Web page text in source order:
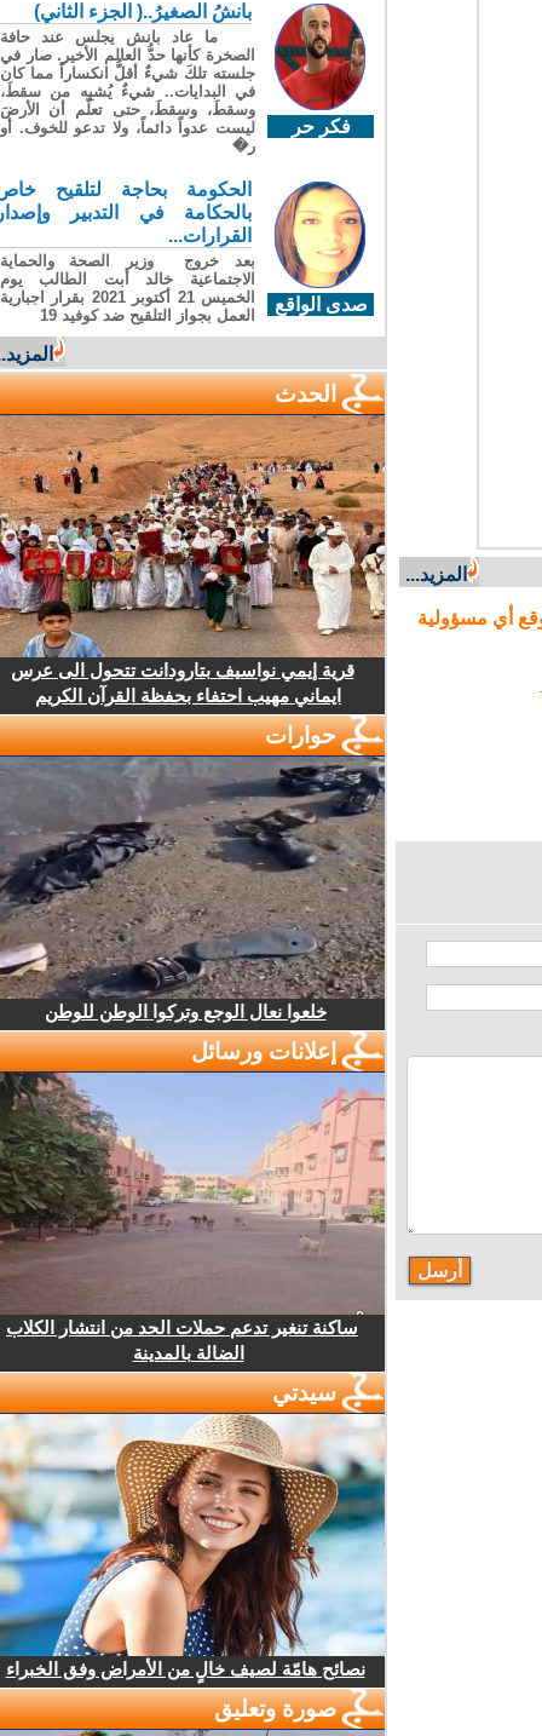
المزيد...
أي مسؤولية
فكر حر
بانشُ الصغيرُ..( الجزء الثاني)
ما عاد بانش يجلس عند حافة
الصخرة كأنها حدُّ العالم الأخير. صار في
جلسته تلكَ شيءٌ أقلُّ انكساراً مما كان
في البدايات.. شيءٌ يُشبِه من سقطَ،
وسقطَ، وسقطَ، حتى تعلّم أن الأرضَ
ليست عدواً دائماً، ولا تدعو للخوف. أو
ر�
صدى الواقع
الحكومة بحاجة لتلقيح خاص
بالحكامة في التدبير وإصدار
القرارات...
بعد خروج وزير الصحة والحماية
الاجتماعية خالد أبت الطالب يوم
الخميس 21 أكتوبر 2021 بقرار اجبارية
العمل بجواز التلقيح ضد كوفيد 19
المزيد...
الحدث
قرية إيمي نواسيف بتارودانت تتحول الى عرس
ايماني مهيب احتفاء بحفظة القرآن الكريم
حوارات
خلعوا نعال الوجع وتركوا الوطن للوطن
إعلانات ورسائل
ساكنة تنغير تدعم حملات الحد من انتشار الكلاب
الضالة بالمدينة
سيدتي
نصائح هامّة لصيف خالٍ من الأمراض وفق الخبراء
صورة وتعليق